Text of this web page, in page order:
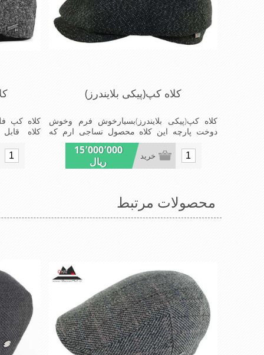
کلاه کپ(پیکی بلایندرز)
کلاه کپ(پیکی بلایندرز)بسیارخوش فرم وخوش
دوخت پارچه این کلاه محصول نساجی ارم که
ازنخ اکریلیک تولیدشده است وجنس پارچه این
کلاه ضخامت پالتو رادارامی باشدآسترکلاه ساتن
است که شیک ومدروزسبک و راحت
15٬000٬000
ریال
خرید
کلاه کپ
میباشد
است که
استفاده
محصولات مرتبط